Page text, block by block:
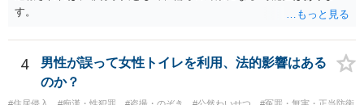
す。
4
男性が誤って女性トイレを利用、法的影響はある
のか？